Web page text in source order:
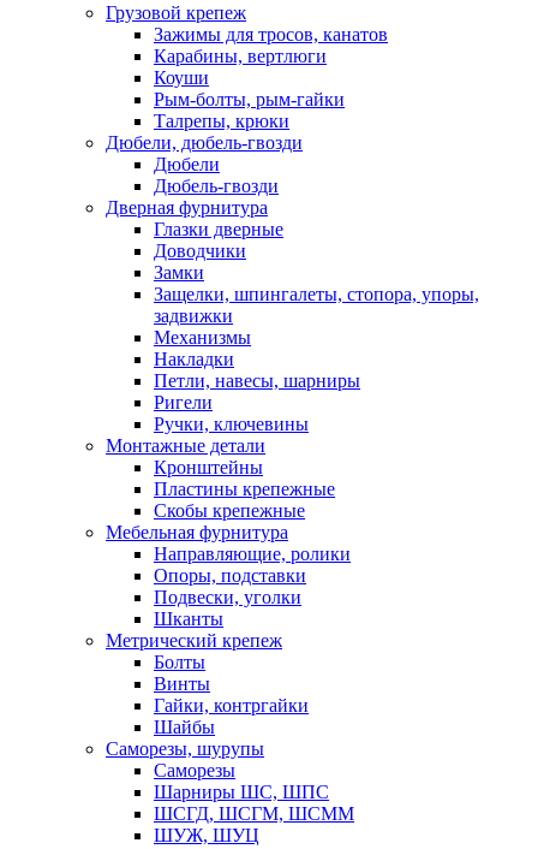
Грузовой крепеж
Зажимы для тросов, канатов
Карабины, вертлюги
Коуши
Рым-болты, рым-гайки
Талрепы, крюки
Дюбели, дюбель-гвозди
Дюбели
Дюбель-гвозди
Дверная фурнитура
Глазки дверные
Доводчики
Замки
Защелки, шпингалеты, стопора, упоры,
задвижки
Механизмы
Накладки
Петли, навесы, шарниры
Ригели
Ручки, ключевины
Монтажные детали
Кронштейны
Пластины крепежные
Скобы крепежные
Мебельная фурнитура
Направляющие, ролики
Опоры, подставки
Подвески, уголки
Шканты
Метрический крепеж
Болты
Винты
Гайки, контргайки
Шайбы
Саморезы, шурупы
Саморезы
Шарниры ШС, ШПС
ШСГД, ШСГМ, ШСММ
ШУЖ, ШУЦ